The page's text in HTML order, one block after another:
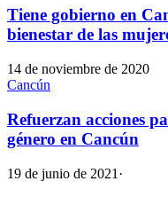
Tiene gobierno en
bienestar de las
14 de noviembre de 2020
Cancún
Refuerzan acciones
género en Cancún
19 de junio de 2021 ·